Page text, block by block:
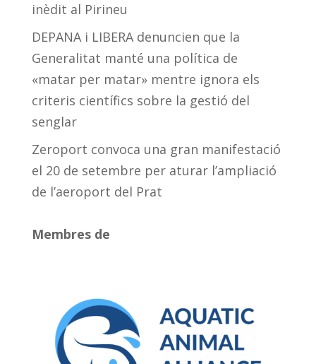
inèdit al Pirineu
DEPANA i LIBERA denuncien que la
Generalitat manté una política de
«matar per matar» mentre ignora els
criteris científics sobre la gestió del
senglar
Zeroport convoca una gran manifestació
el 20 de setembre per aturar l’ampliació
de l’aeroport del Prat
Membres de